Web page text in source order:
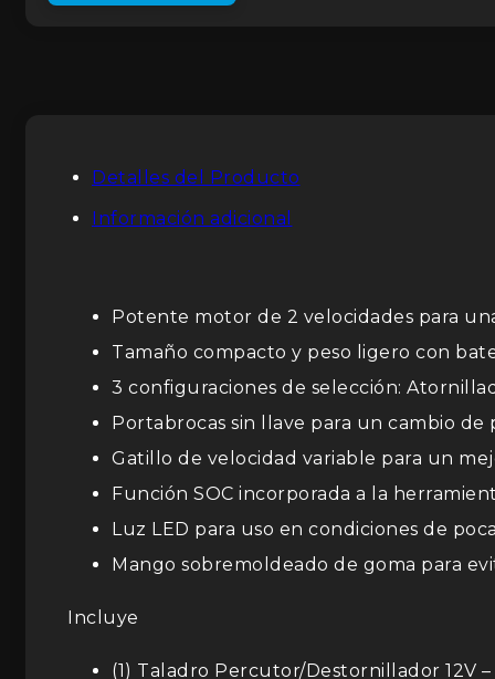
Detalles del Producto
Información adicional
Potente motor de 2 velocidades para
Tamaño compacto y peso ligero con
3 configuraciones de selección:
Portabrocas sin llave para un cambio de
Gatillo de velocidad variable para un
Función SOC incorporada a la
Luz LED para uso en condiciones de
Mango sobremoldeado de goma para
Incluye
(1) Taladro Percutor/Destornillador 12V –